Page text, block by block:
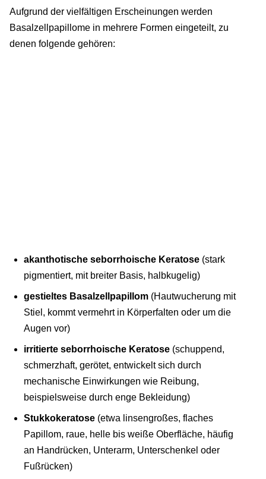
Aufgrund der vielfältigen Erscheinungen werden
Basalzellpapillome in mehrere Formen eingeteilt, zu
denen folgende gehören:
akanthotische seborrhoische Keratose (stark
pigmentiert, mit breiter Basis, halbkugelig)
gestieltes Basalzellpapillom (Hautwucherung mit
Stiel, kommt vermehrt in Körperfalten oder um die
Augen vor)
irritierte seborrhoische Keratose (schuppend,
schmerzhaft, gerötet, entwickelt sich durch
mechanische Einwirkungen wie Reibung,
beispielsweise durch enge Bekleidung)
Stukkokeratose (etwa linsengroßes, flaches
Papillom, raue, helle bis weiße Oberfläche, häufig
an Handrücken, Unterarm, Unterschenkel oder
Fußrücken)